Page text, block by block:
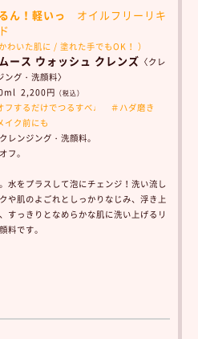
ん！軽いっ オイルフリーリキ
かわいた肌に / 塗れた手でもOK！ ）
ース ウォッシュ クレンズ 〈クレ
ング・洗顔料〉
2,200円 （税込）
フするだけでつるすべ♩
＃ハダ磨き
イク前にも
レンジング・洗顔料。
フ。
水をプラスして泡にチェンジ！洗い流し
や肌のよごれとしっかりなじみ、浮き上
すっきりとなめらかな肌に洗い上げるリ
料です。